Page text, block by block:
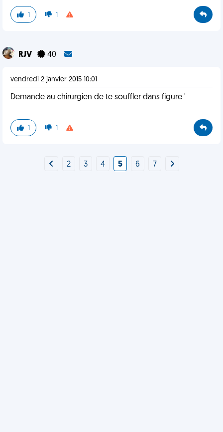
1 1
RJV 40
vendredi 2 janvier 2015 10:01
Demande au chirurgien de te souffler dans figure '
1 1
2 3 4 5 6 7